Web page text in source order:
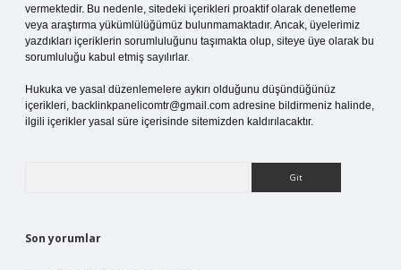
vermektedir. Bu nedenle, sitedeki içerikleri proaktif olarak denetleme
veya araştırma yükümlülüğümüz bulunmamaktadır. Ancak, üyelerimiz
yazdıkları içeriklerin sorumluluğunu taşımakta olup, siteye üye olarak bu
sorumluluğu kabul etmiş sayılırlar.
Hukuka ve yasal düzenlemelere aykırı olduğunu düşündüğünüz
içerikleri, backlinkpanelicomtr@gmail.com adresine bildirmeniz halinde,
ilgili içerikler yasal süre içerisinde sitemizden kaldırılacaktır.
Son yorumlar